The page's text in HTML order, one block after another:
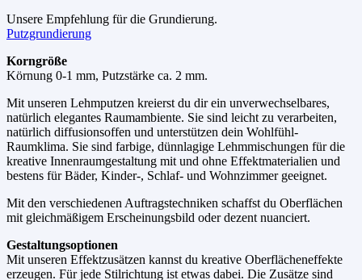
Unsere Empfehlung für die Grundierung.
Putzgrundierung
Korngröße
Körnung 0-1 mm, Putzstärke ca. 2 mm.
Mit unseren Lehmputzen kreierst du dir ein unverwechselbares,
natürlich elegantes Raumambiente. Sie sind leicht zu verarbeiten,
natürlich diffusionsoffen und unterstützen dein Wohlfühl-
Raumklima. Sie sind farbige, dünnlagige Lehmmischungen für die
kreative Innenraumgestaltung mit und ohne Effektmaterialien und
bestens für Bäder, Kinder-, Schlaf- und Wohnzimmer geeignet.
Mit den verschiedenen Auftragstechniken schaffst du Oberflächen
mit gleichmäßigem Erscheinungsbild oder dezent nuanciert.
Gestaltungsoptionen
Mit unseren Effektzusätzen kannst du kreative Oberflächeneffekte
erzeugen. Für jede Stilrichtung ist etwas dabei. Die Zusätze sind